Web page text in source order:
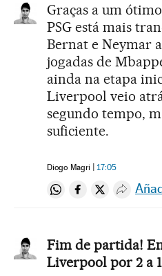
Graças a um
PSG está mais
Bernat e Neymar
jogadas de
ainda na etapa
Liverpool veio
segundo tempo,
suficiente.
Diogo Magri 17:05
Compartir en
Compartir en
Compartir
Fim de partida!
Liverpool por 2 a